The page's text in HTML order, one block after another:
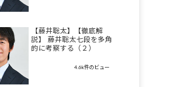
【藤井聡太】【徹底解
説】 藤井聡太七段を多角
的に考察する（２）
4.6k件のビュー